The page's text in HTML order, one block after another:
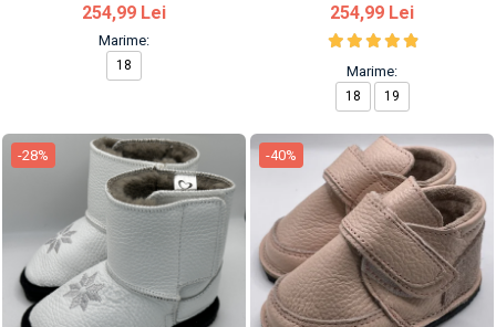
254,99 Lei
Marime:
18
254,99 Lei
Marime:
18 19
-28% -40%